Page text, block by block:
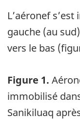
L’aéronef
gauche (au
vers le bas
Figure 1.
immobilisé
Sanikiluaq